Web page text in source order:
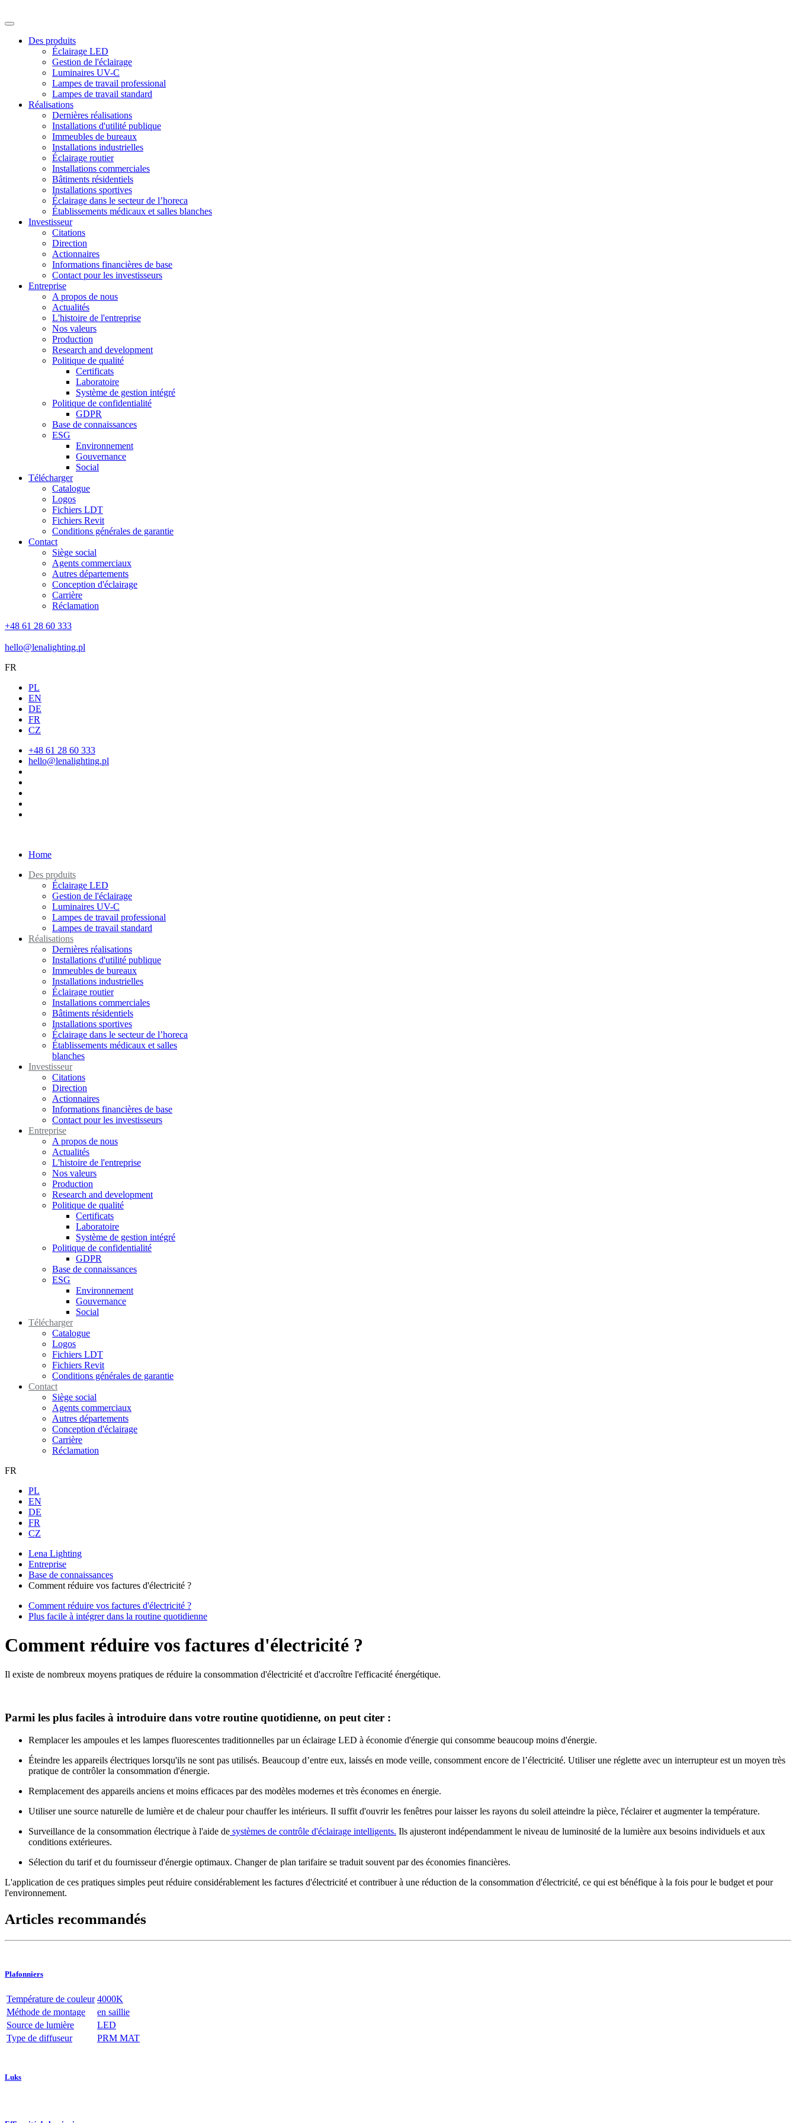
Des produits
Éclairage LED
Gestion de l'éclairage
Luminaires UV-C
Lampes de travail professional
Lampes de travail standard
Réalisations
Dernières réalisations
Installations d'utilité publique
Immeubles de bureaux
Installations industrielles
Éclairage routier
Installations commerciales
Bâtiments résidentiels
Installations sportives
Éclairage dans le secteur de l’horeca
Établissements médicaux et salles blanches
Investisseur
Citations
Direction
Actionnaires
Informations financières de base
Contact pour les investisseurs
Entreprise
A propos de nous
Actualités
L'histoire de l'entreprise
Nos valeurs
Production
Research and development
Politique de qualité
Certificats
Laboratoire
Système de gestion intégré
Politique de confidentialité
GDPR
Base de connaissances
ESG
Environnement
Gouvernance
Social
Télécharger
Catalogue
Logos
Fichiers LDT
Fichiers Revit
Conditions générales de garantie
Contact
Siège social
Agents commerciaux
Autres départements
Conception d'éclairage
Carrière
Réclamation
+48 61 28 60 333
hello@lenalighting.pl
FR
PL
EN
DE
FR
CZ
+48 61 28 60 333
hello@lenalighting.pl
Home
Des produits
Éclairage LED
Gestion de l'éclairage
Luminaires UV-C
Lampes de travail professional
Lampes de travail standard
Réalisations
Dernières réalisations
Installations d'utilité publique
Immeubles de bureaux
Installations industrielles
Éclairage routier
Installations commerciales
Bâtiments résidentiels
Installations sportives
Éclairage dans le secteur de l’horeca
Établissements médicaux et salles
blanches
Investisseur
Citations
Direction
Actionnaires
Informations financières de base
Contact pour les investisseurs
Entreprise
A propos de nous
Actualités
L'histoire de l'entreprise
Nos valeurs
Production
Research and development
Politique de qualité
Certificats
Laboratoire
Système de gestion intégré
Politique de confidentialité
GDPR
Base de connaissances
ESG
Environnement
Gouvernance
Social
Télécharger
Catalogue
Logos
Fichiers LDT
Fichiers Revit
Conditions générales de garantie
Contact
Siège social
Agents commerciaux
Autres départements
Conception d'éclairage
Carrière
Réclamation
FR
PL
EN
DE
FR
CZ
Lena Lighting
Entreprise
Base de connaissances
Comment réduire vos factures d'électricité ?
Comment réduire vos factures d'électricité ?
Plus facile à intégrer dans la routine quotidienne
Comment réduire vos factures d'électricité ?
Il existe de nombreux moyens pratiques de réduire la consommation d'électricité et d'accroître l'efficacité énergétique.
Parmi les plus faciles à introduire dans votre routine quotidienne, on peut citer :
Remplacer les ampoules et les lampes fluorescentes traditionnelles par un éclairage LED à économie d'énergie qui consomme beaucoup moins d'énergie.
Éteindre les appareils électriques lorsqu'ils ne sont pas utilisés. Beaucoup d’entre eux, laissés en mode veille, consomment encore de l’électricité. Utiliser une réglette avec un interrupteur est un moyen très
pratique de contrôler la consommation d'énergie.
Remplacement des appareils anciens et moins efficaces par des modèles modernes et très économes en énergie.
Utiliser une source naturelle de lumière et de chaleur pour chauffer les intérieurs. Il suffit d'ouvrir les fenêtres pour laisser les rayons du soleil atteindre la pièce, l'éclairer et augmenter la température.
Surveillance de la consommation électrique à l'aide de systèmes de contrôle d'éclairage intelligents. Ils ajusteront indépendamment le niveau de luminosité de la lumière aux besoins individuels et aux
conditions extérieures.
Sélection du tarif et du fournisseur d'énergie optimaux. Changer de plan tarifaire se traduit souvent par des économies financières.
L'application de ces pratiques simples peut réduire considérablement les factures d'électricité et contribuer à une réduction de la consommation d'électricité, ce qui est bénéfique à la fois pour le budget et pour
l'environnement.
Articles recommandés
Plafonniers
Température de couleur 4000K
Méthode de montage
en saillie
Source de lumière
LED
Type de diffuseur
PRM MAT
Luks